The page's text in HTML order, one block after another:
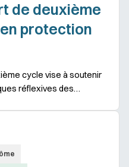
de deuxième
protection
cycle vise à soutenir
réflexives des